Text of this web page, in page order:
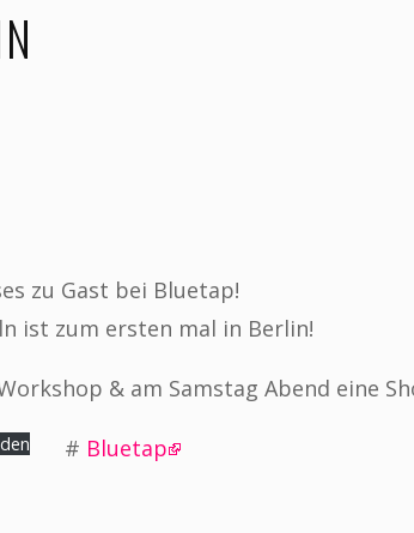
zu Gast bei Bluetap!
ist zum ersten mal in Berlin!
& am Samstag Abend eine
# Bluetap